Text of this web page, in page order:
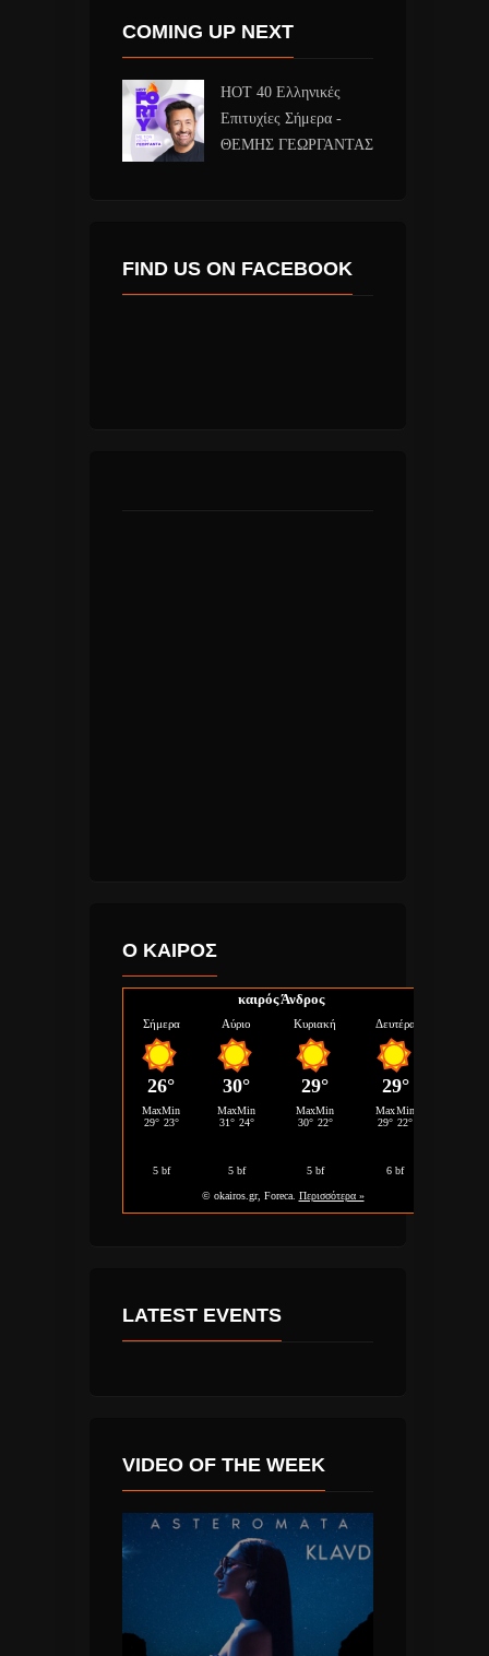
COMING UP NEXT
HOT 40 Ελληνικές
Επιτυχίες Σήμερα -
ΘΕΜΗΣ ΓΕΩΡΓΑΝΤΑΣ
FIND US ON FACEBOOK
Ο ΚΑΙΡΟΣ
καιρός Άνδρος
LATEST EVENTS
VIDEO OF THE WEEK